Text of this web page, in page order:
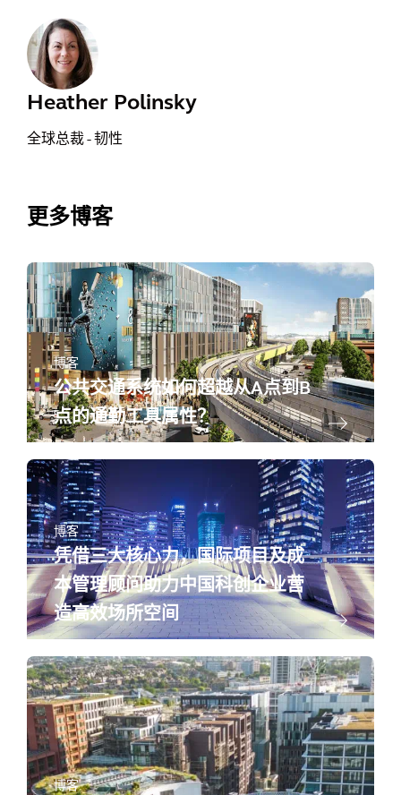
Heather Polinsky
全球总裁 - 韧性
更多博客
博客
公共交通系统如何超越从A点到B
点的通勤工具属性？
博客
凭借三大核心力，国际项目及成
本管理顾问助力中国科创企业营
造高效场所空间
博客